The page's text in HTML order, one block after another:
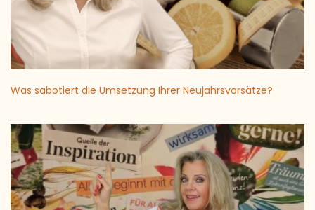
Was sabotiert die Umsetzung Ihrer Neujahrsvorsätze?